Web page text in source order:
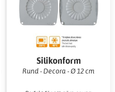
Silikonform
Rund - Decora - Ø 12 cm